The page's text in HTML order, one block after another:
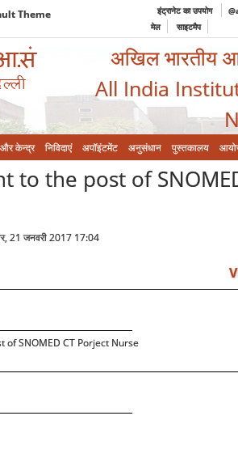
Theme इंट्रानेट का उपयोग
मेल
साइटमैप
अखिल भारतीय
All India
और केन्‍द्र निविदाएं अपॉइंटमेंट अनुसंधान पुस्तकालय
to the post of
21 जनवरी 2017 17:04
of SNOMED CT Porject Nurse